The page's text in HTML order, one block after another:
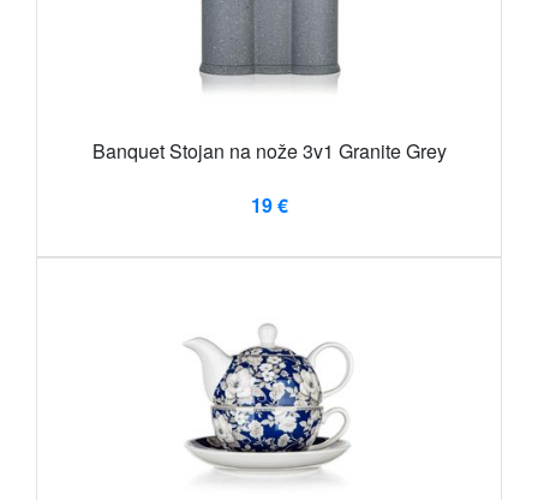
Banquet Stojan na nože 3v1 Granite Grey
19 €